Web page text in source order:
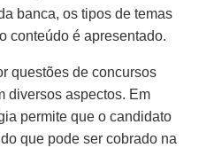
banca, os tipos de temas
conteúdo é apresentado.
questões de concursos
diversos aspectos. Em
permite que o candidato
que pode ser cobrado na